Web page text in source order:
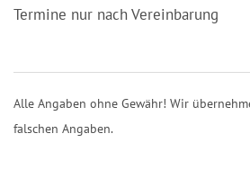
Termine nur nach Vereinbarung
Alle Angaben ohne Gewähr! Wir
falschen Angaben.